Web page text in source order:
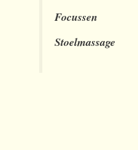
Focussen
Stoelmassage